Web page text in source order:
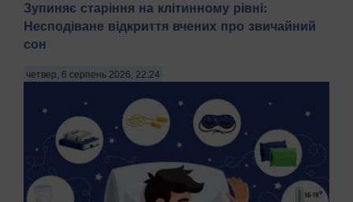
років за підозрою у груповому зґвалтуванні 21-річної
поліції в четвер, 6 серпня, зазначають Патріоти України.
"На Бориспільщині троє чоловіків, з...
Зупиняє старіння на клітинному рівні:
Несподіване відкриття вчених про звичайний
сон
четвер, 6 серпень 2026, 22:24